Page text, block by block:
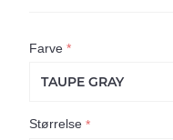
Farve *
Størrelse *